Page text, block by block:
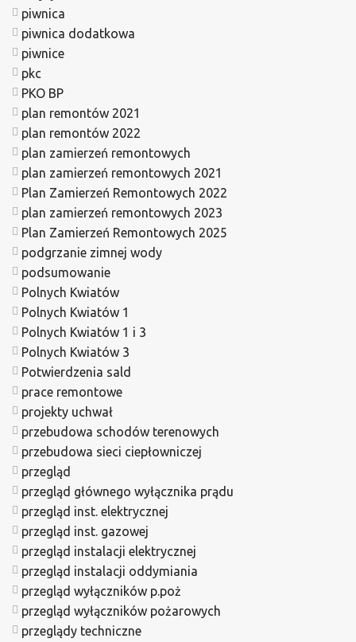
piwnica
piwnica dodatkowa
piwnice
pkc
PKO BP
plan remontów 2021
plan remontów 2022
plan zamierzeń remontowych
plan zamierzeń remontowych 2021
Plan Zamierzeń Remontowych 2022
plan zamierzeń remontowych 2023
Plan Zamierzeń Remontowych 2025
podgrzanie zimnej wody
podsumowanie
Polnych Kwiatów
Polnych Kwiatów 1
Polnych Kwiatów 1 i 3
Polnych Kwiatów 3
Potwierdzenia sald
prace remontowe
projekty uchwał
przebudowa schodów terenowych
przebudowa sieci ciepłowniczej
przegląd
przegląd głównego wyłącznika prądu
przegląd inst. elektrycznej
przegląd inst. gazowej
przegląd instalacji elektrycznej
przegląd instalacji oddymiania
przegląd wyłączników p.poż
przegląd wyłączników pożarowych
przeglądy techniczne